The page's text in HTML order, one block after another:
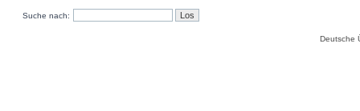
Suche nach:
Deutsche